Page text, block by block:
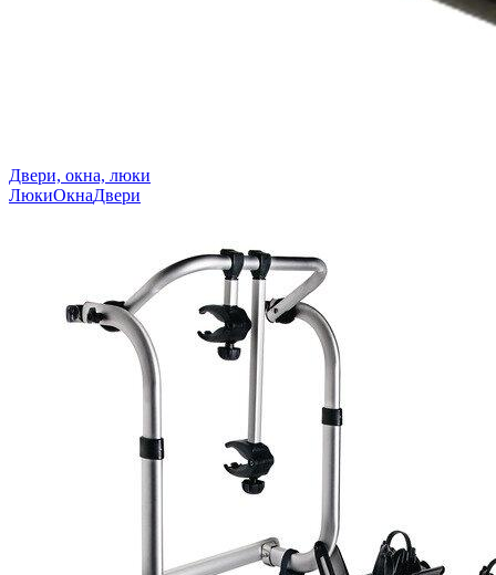
Двери, окна, люки
ЛюкиОкнаДвери